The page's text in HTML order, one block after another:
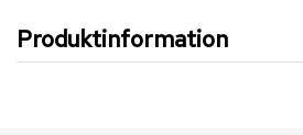
Produktinformation